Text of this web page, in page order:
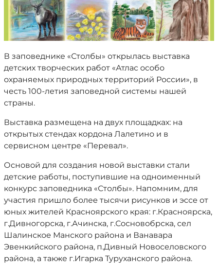
В заповеднике «Столбы» открылась выставка
детских творческих работ «Атлас особо
охраняемых природных территорий России», в
честь 100-летия заповедной системы нашей
страны.
Выставка размещена на двух площадках: на
открытых стендах кордона Лалетино и в
сервисном центре «Перевал».
Основой для создания новой выставки стали
детские работы, поступившие на одноименный
конкурс заповедника «Столбы». Напомним, для
участия пришло более тысячи рисунков и эссе от
юных жителей Красноярского края: г.Красноярска,
г.Дивногорска, г.Ачинска, г.Сосновобрска, сел
Шалинское Манского района и Ванавара
Эвенкийского района, п.Дивный Новоселовского
района, а также г.Игарка Туруханского района.